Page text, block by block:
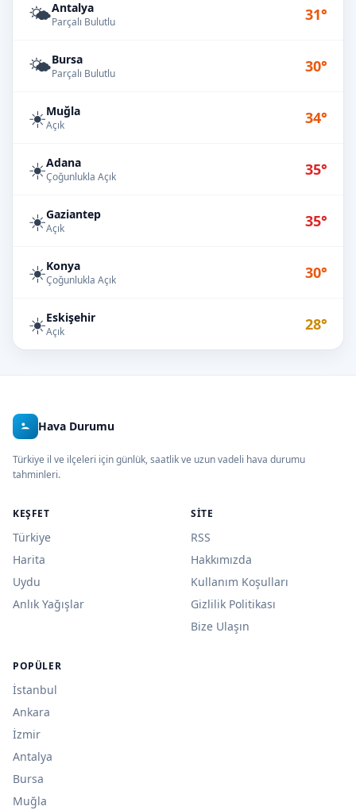
🌤️Antalya
Parçalı Bulutlu 31°
🌤️Bursa
Parçalı Bulutlu 30°
☀️Muğla
Açık 34°
☀️Adana
Çoğunlukla Açık 35°
☀️Gaziantep
Açık 35°
☀️Konya
Çoğunlukla Açık 30°
☀️Eskişehir
Açık 28°
Hava Durumu
Türkiye il ve ilçeleri için günlük, saatlik ve uzun vadeli hava durumu
tahminleri.
KEŞFET
Türkiye
Harita
Uydu
Anlık Yağışlar
SITE
RSS
Hakkımızda
Kullanım Koşulları
Gizlilik Politikası
Bize Ulaşın
POPÜLER
İstanbul
Ankara
İzmir
Antalya
Bursa
Muğla